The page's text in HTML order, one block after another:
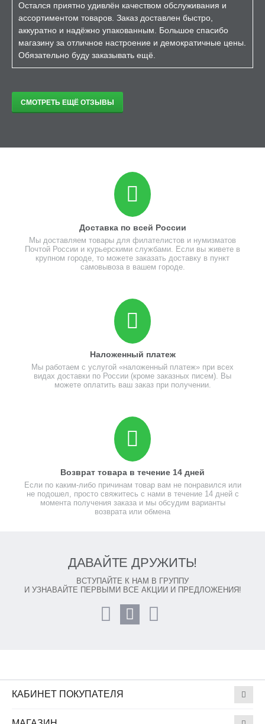
Остался приятно удивлён качеством обслуживания и
ассортиментом товаров. Заказ доставлен быстро,
аккуратно и надёжно упакованным. Большое спасибо
магазину за отличное настроение и демократичные цены.
Обязательно буду заказывать ещё.
СМОТРЕТЬ ЕЩЁ ОТЗЫВЫ
Доставка по всей России
Мы доставляем товары для филателистов и нумизматов
Почтой России и курьерскими службами. Если вы живете в
крупном городе, то можете заказать доставку в пункт
самовывоза в вашем городе.
Наложенный платеж
Мы работаем с услугой «наложенный платеж» при всех
видах доставки по России (кроме заказных писем). Вы
можете оплатить ваш заказ при получении.
Возврат товара в течение 14 дней
Если по каким-либо причинам товар вам не понравился или
не подошел, просто свяжитесь с нами в течение 14 дней с
момента получения заказа и мы обсудим варианты
возврата или обмена
ДАВАЙТЕ ДРУЖИТЬ!
ВСТУПАЙТЕ К НАМ В ГРУППУ
И УЗНАВАЙТЕ ПЕРВЫМИ ВСЕ АКЦИИ И ПРЕДЛОЖЕНИЯ!
КАБИНЕТ ПОКУПАТЕЛЯ